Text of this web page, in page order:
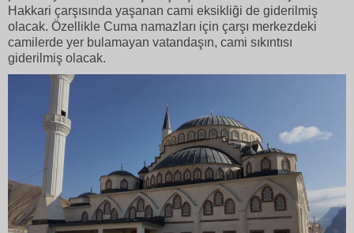
Hakkari çarşısında yaşanan cami eksikliği de giderilmiş
olacak. Özellikle Cuma namazları için çarşı merkezdeki
camilerde yer bulamayan vatandaşın, cami sıkıntısı
giderilmiş olacak.